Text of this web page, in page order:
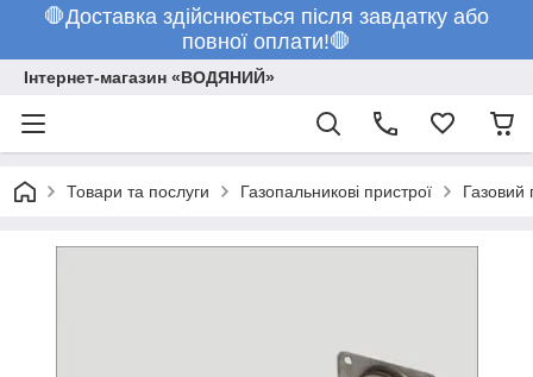
🛑Доставка здійснюється після завдатку або
повної оплати!🛑
Інтернет-магазин «ВОДЯНИЙ»
Товари та послуги Газопальникові пристрої Газовий